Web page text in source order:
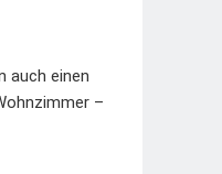
auch einen
–